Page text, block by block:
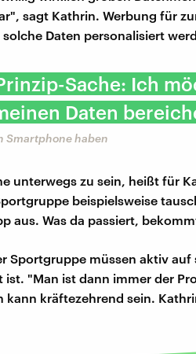
sagt Kathrin. Werbung für
Daten personalisiert
Sache: Ich
Daten
Smartphone haben
unterwegs zu sein, heißt für
beispielsweise
aus. Was da passiert,
Sportgruppe müssen aktiv auf
"Man ist dann immer der
kann kräftezehrend sein.